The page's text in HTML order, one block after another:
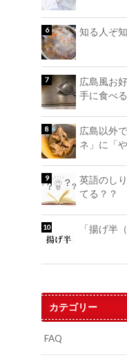
知る人ぞ
広島風お
手に食べ
広島以外
ネ」に「
英語のし
てる？？
「揚げ半
カテゴリー
FAQ